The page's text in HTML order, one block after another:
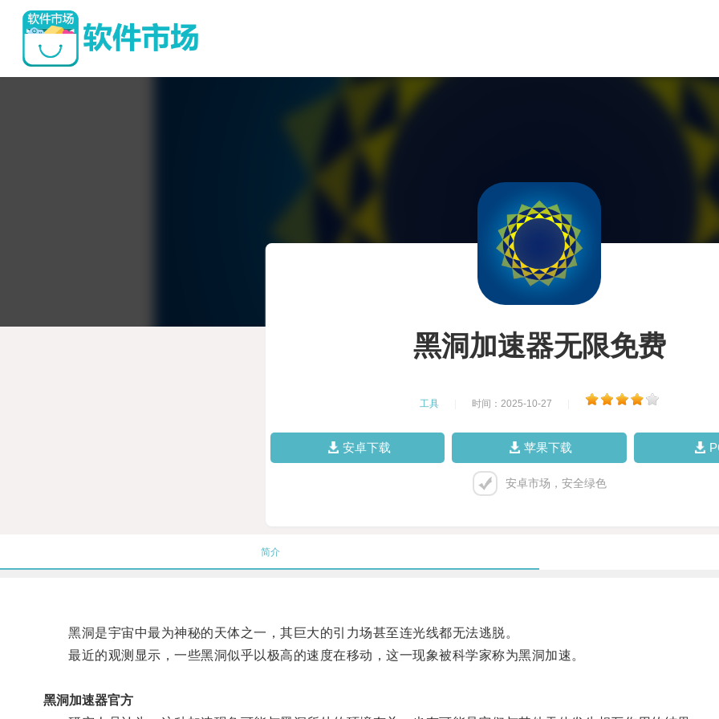
黑洞加速器无限免费
工具 时间：2025-10-27
安卓下载 苹果下载
安卓市场，安全绿色
简介
黑洞是宇宙中最为神秘的天体之一，其巨大的引力场甚至连光线都无法逃脱。
最近的观测显示，一些黑洞似乎以极高的速度在移动，这一现象被科学家称为黑洞加速。
黑洞加速器官方